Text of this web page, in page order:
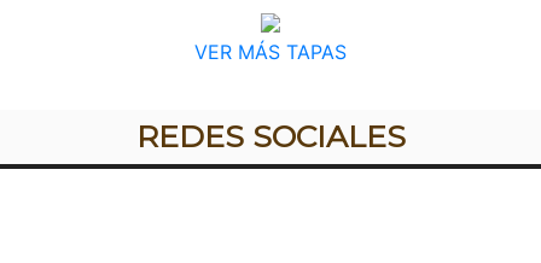
VER MÁS TAPAS
REDES SOCIALES